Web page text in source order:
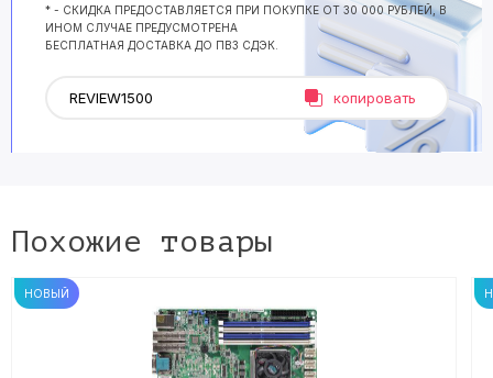
* - СКИДКА ПРЕДОСТАВЛЯЕТСЯ ПРИ ПОКУПКЕ ОТ 30 000 РУБЛЕЙ, В
ИНОМ СЛУЧАЕ ПРЕДУСМОТРЕНА
БЕСПЛАТНАЯ ДОСТАВКА ДО ПВЗ СДЭК.
копировать
Похожие товары
НОВЫЙ